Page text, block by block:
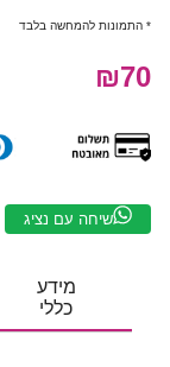
* התמונות להמחשה בלבד
₪70
שיחה עם נציג
מידע
כללי